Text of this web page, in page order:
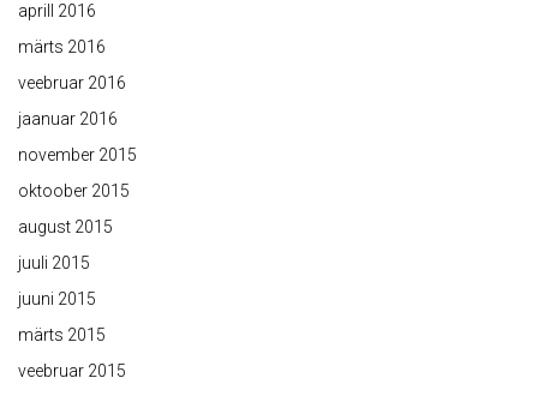
aprill 2016
märts 2016
veebruar 2016
jaanuar 2016
november 2015
oktoober 2015
august 2015
juuli 2015
juuni 2015
märts 2015
veebruar 2015